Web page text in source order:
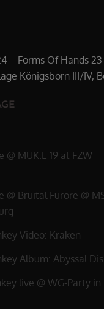
– Forms Of Hands 23
Königsborn III/IV,
@ MUK.E 19 at FZW
@ Bruital Furore @
Video: Kraken
Album: Abyssal
live @ WG-Party in